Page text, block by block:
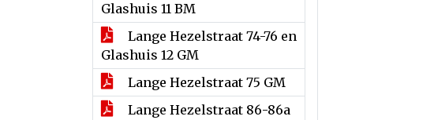
Glashuis 11 BM
Lange Hezelstraat 74-76 en
Glashuis 12 GM
Lange Hezelstraat 75 GM
Lange Hezelstraat 86-86a